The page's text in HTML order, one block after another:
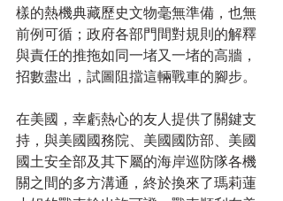
樣的熱機典藏歷史文物毫無準備，也無
前例可循；政府各部門間對規則的解釋
與責任的推拖如同一堵又一堵的高牆，
招數盡出，試圖阻擋這輛戰車的腳步。
在美國，幸虧熱心的友人提供了關鍵支
持，與美國國務院、美國國防部、美國
國土安全部及其下屬的海岸巡防隊各機
關之間的多方溝通，終於換來了瑪莉蓮